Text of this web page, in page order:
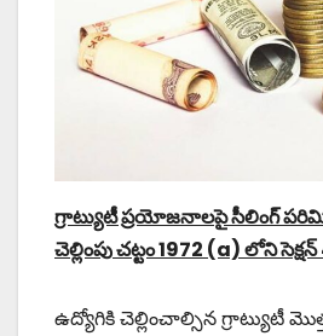
గ్రాట్యుటీ ప్రయోజనాలపై సీలింగ్
చెల్లింపు చట్టం 1972 (a) లోని
ఉద్యోగికి చెల్లించాల్సిన గ్రాట్యుటీ